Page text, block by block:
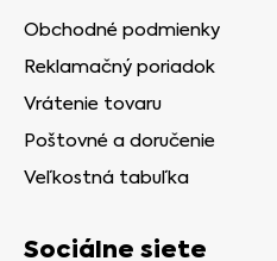
Obchodné podmienky
Reklamačný poriadok
Vrátenie tovaru
Poštovné a doručenie
Veľkostná tabuľka
Sociálne siete